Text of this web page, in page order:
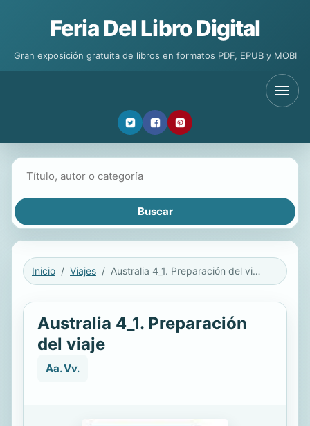
Feria Del Libro Digital
Gran exposición gratuita de libros en formatos PDF, EPUB y MOBI
Inicio Viajes Australia 4_1. Preparación del viaje
Australia 4_1. Preparación
del viaje
Aa. Vv.